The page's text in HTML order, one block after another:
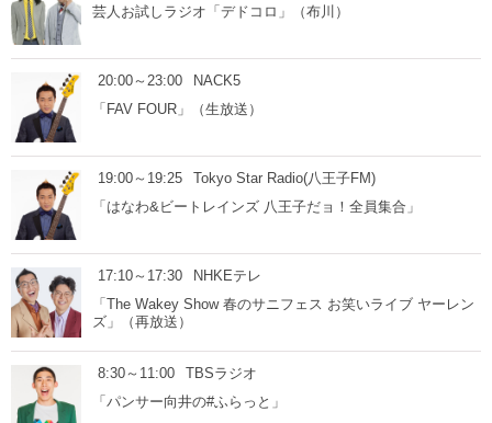
芸人お試しラジオ「デドコロ」（布川）
20:00～23:00
NACK5
「FAV FOUR」（生放送）
19:00～19:25
Tokyo Star Radio(八王子FM)
「はなわ&ビートレインズ 八王子だョ！全員集合」
17:10～17:30
NHKEテレ
「The Wakey Show 春のサニフェス お笑いライブ ヤーレン
ズ」（再放送）
8:30～11:00
TBSラジオ
「パンサー向井の#ふらっと」